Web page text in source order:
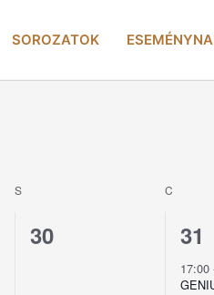
SOROZATOK
S C
0
30
2
31
17:00